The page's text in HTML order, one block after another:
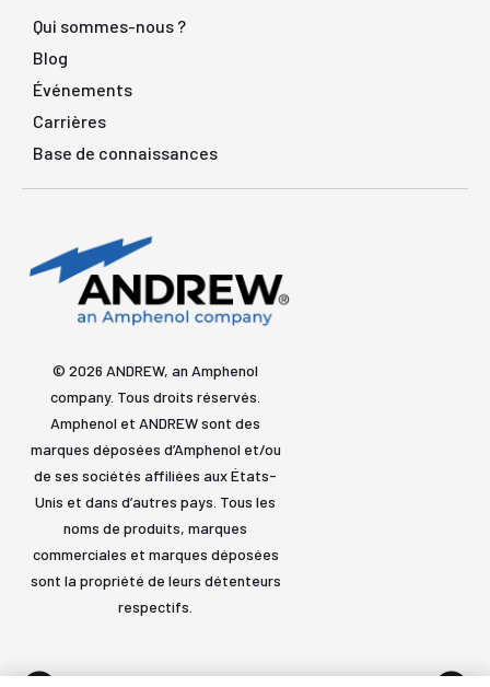
Qui sommes-nous ?
Blog
Événements
Carrières
Base de connaissances
© 2026 ANDREW, an Amphenol
company. Tous droits réservés.
Amphenol et ANDREW sont des
marques déposées d’Amphenol et/ou
de ses sociétés affiliées aux États-
Unis et dans d’autres pays. Tous les
noms de produits, marques
commerciales et marques déposées
sont la propriété de leurs détenteurs
respectifs.